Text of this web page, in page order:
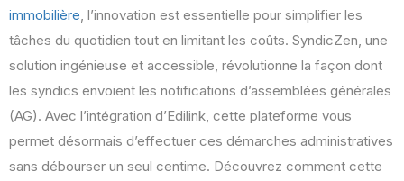
immobilière, l’innovation est essentielle pour simplifier les
tâches du quotidien tout en limitant les coûts. SyndicZen, une
solution ingénieuse et accessible, révolutionne la façon dont
les syndics envoient les notifications d’assemblées générales
(AG). Avec l’intégration d’Edilink, cette plateforme vous
permet désormais d’effectuer ces démarches administratives
sans débourser un seul centime. Découvrez comment cette